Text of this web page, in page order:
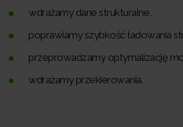
wdrażamy dane strukturalne,
poprawiamy szybkość ładowania
przeprowadzamy optymalizację
wdrażamy przekierowania.